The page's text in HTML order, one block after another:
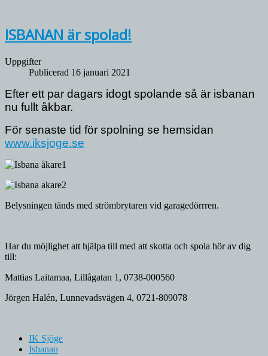
ISBANAN är spolad!
Uppgifter
Publicerad 16 januari 2021
Efter ett par dagars idogt spolande så är isbanan
nu fullt åkbar.
www.iksjoge.se
Belysningen tänds med strömbrytaren vid garagedörrren.
Har du möjlighet att hjälpa till med att skotta och spola hör av dig
till:
Mattias Laitamaa, Lillågatan 1, 0738-000560
Jörgen Halén, Lunnevadsvägen 4, 0721-809078
IK Sjöge
Isbanan